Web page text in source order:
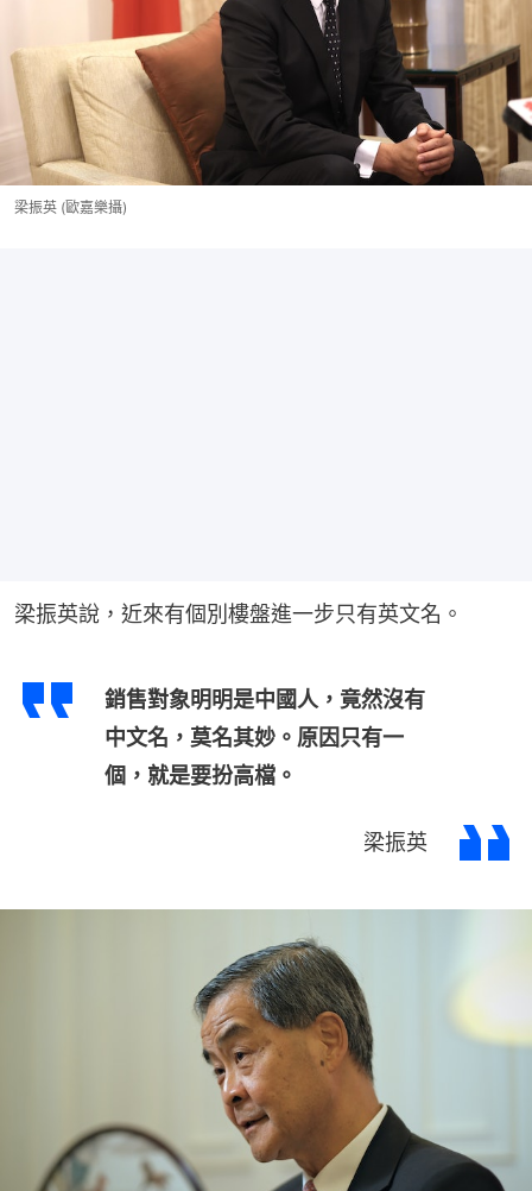
梁振英 (歐嘉樂攝)
梁振英說，近來有個別樓盤進一步只有英文名。
銷售對象明明是中國人，竟然沒有
中文名，莫名其妙。原因只有一
個，就是要扮高檔。
梁振英